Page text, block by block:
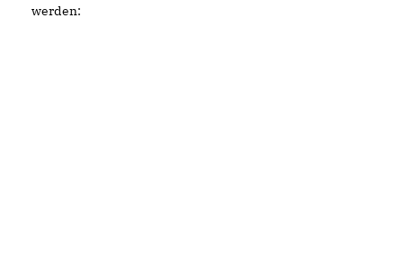
werden: